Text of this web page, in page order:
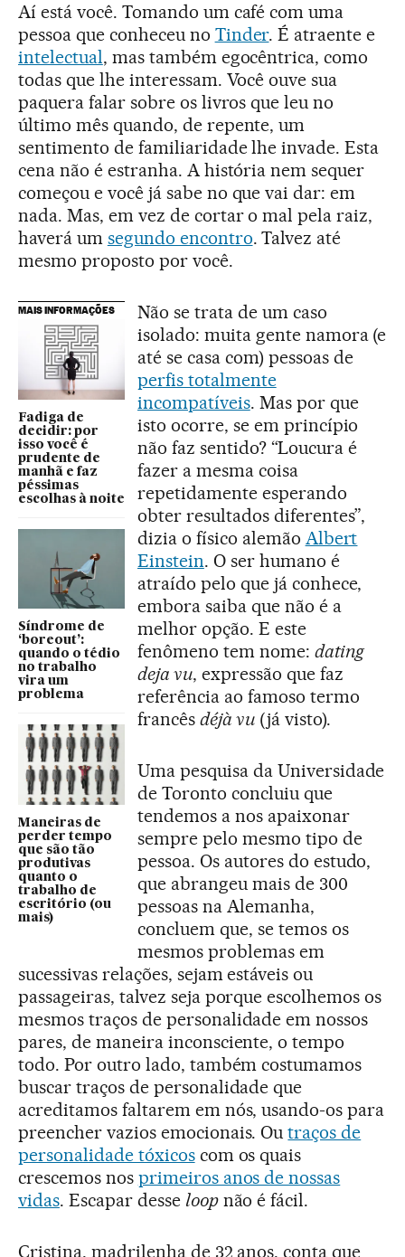
Aí está você. Tomando um café com uma
pessoa que conheceu no Tinder. É atraente e
intelectual, mas também egocêntrica, como
todas que lhe interessam. Você ouve sua
paquera falar sobre os livros que leu no
último mês quando, de repente, um
sentimento de familiaridade lhe invade. Esta
cena não é estranha. A história nem sequer
começou e você já sabe no que vai dar: em
nada. Mas, em vez de cortar o mal pela raiz,
haverá um segundo encontro. Talvez até
mesmo proposto por você.
MAIS INFORMAÇÕES
Fadiga de
decidir: por
isso você é
prudente de
manhã e faz
péssimas
escolhas à noite
Síndrome de
‘boreout’:
quando o tédio
no trabalho
vira um
problema
Maneiras de
perder tempo
que são tão
produtivas
quanto o
trabalho de
escritório (ou
mais)
Não se trata de um caso
isolado: muita gente namora (e
até se casa com) pessoas de
perfis totalmente
incompatíveis. Mas por que
isto ocorre, se em princípio
não faz sentido? “Loucura é
fazer a mesma coisa
repetidamente esperando
obter resultados diferentes”,
dizia o físico alemão Albert
Einstein. O ser humano é
atraído pelo que já conhece,
embora saiba que não é a
melhor opção. E este
fenômeno tem nome: dating
deja vu, expressão que faz
referência ao famoso termo
francês déjà vu(já visto).
Uma pesquisa da Universidade
de Toronto concluiu que
tendemos a nos apaixonar
sempre pelo mesmo tipo de
pessoa. Os autores do estudo,
que abrangeu mais de 300
pessoas na Alemanha,
concluem que, se temos os
mesmos problemas em
sucessivas relações, sejam estáveis ou
passageiras, talvez seja porque escolhemos os
mesmos traços de personalidade em nossos
pares, de maneira inconsciente, o tempo
todo. Por outro lado, também costumamos
buscar traços de personalidade que
acreditamos faltarem em nós, usando-os para
preencher vazios emocionais. Outraços de
personalidade tóxicoscom os quais
crescemos nos primeiros anos de nossas
vidas. Escapar desse loopnão é fácil.
Cristina, madrilenha de 32 anos, conta que